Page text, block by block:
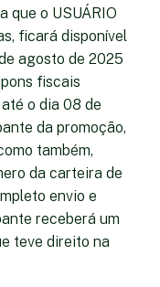
que o USUÁRIO
ficará disponível
agosto de 2025
fiscais
o dia 08 de
da promoção,
também,
da carteira de
envio e
receberá um
teve direito na